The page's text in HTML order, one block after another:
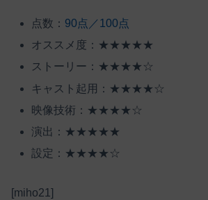
点数： 90点／100点
オススメ度：★★★★★
ストーリー：★★★★☆
キャスト起用：★★★★☆
映像技術：★★★★☆
演出：★★★★★
設定：★★★★☆
[miho21]